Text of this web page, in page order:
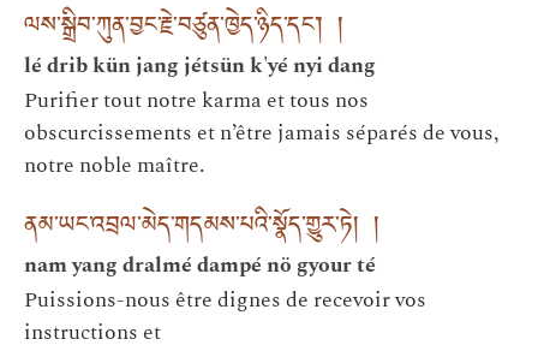
ལས་སྒྲིབ་ཀུན་བྱང་རྗེ་བཙུན་ཁྱེད་ཉིད་དང་། །
lé drib kün jang jétsün k'yé nyi dang
Purifier tout notre karma et tous nos
obscurcissements et n’être jamais séparés de vous,
notre noble maître.
ནམ་ཡང་འབྲལ་མེད་གདམས་པའི་སྣོད་གྱུར་ཏེ། །
nam yang dralmé dampé nö gyour té
Puissions-nous être dignes de recevoir vos
instructions et